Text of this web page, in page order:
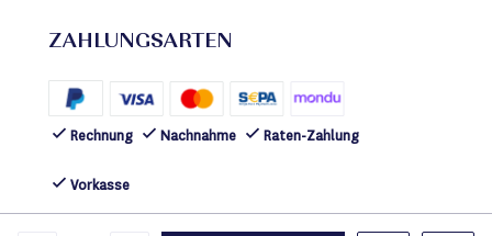
ZAHLUNGSARTEN
Rechnung Nachnahme Raten-Zahlung
Vorkasse
FOLGEN SIE UNS